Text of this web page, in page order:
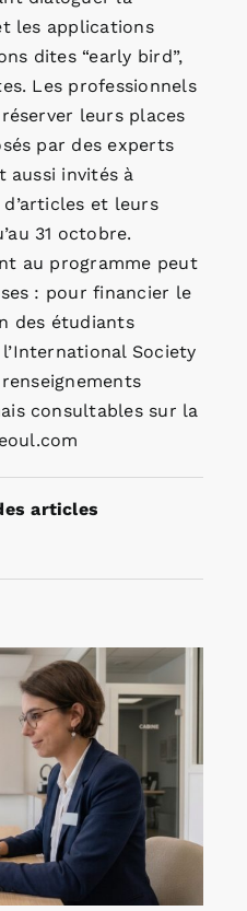
les applications
dites “early bird”,
Les professionnels
leurs places
par des experts
aussi invités à
et leurs
31 octobre.
au programme peut
: pour financier le
des étudiants
Society
consultables sur la
articles